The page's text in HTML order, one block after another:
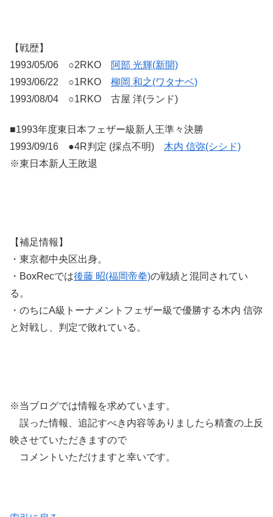
【戦歴】
1993/05/06 ○2RKO
阿部 光輝(新開)
1993/06/22 ○1RKO 柳岡 和之(ワタナベ)
1993/08/04 ○1RKO 古屋 洋(ランド)
■1993年度東日本フェザー級新人王準々決勝
1993/09/16 ●4R判定 (採点不明) 木内 信弥(シシド)
※東日本新人王敗退
【補足情報】
・東京都中央区出身。
・BoxRecでは後藤 昭(福岡帝拳)の戦績と混同されてい
る。
・のちにA級トーナメントフェザー級で優勝する木内 信弥
と対戦し、判定で敗れている。
※当ブログでは情報を求めています。
誤った情報、追記すべき内容等ありましたら精査の上反
映させていただきますので
コメントいただけますと幸いです。